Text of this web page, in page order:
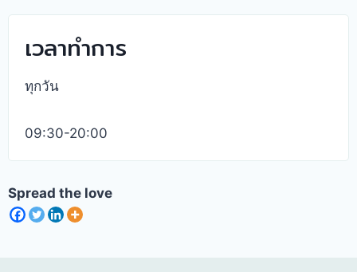
เวลาทำการ
ทุกวัน
09:30-20:00
Spread the love